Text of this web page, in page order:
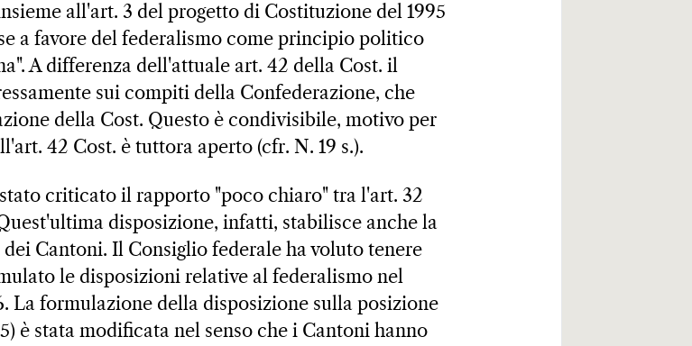
all'art. 3 del progetto di Costituzione del 1995
a favore del federalismo come principio politico
A differenza dell'attuale art. 42 della Cost. il
sui compiti della Confederazione, che
della Cost. Questo è condivisibile, motivo per
42 Cost. è tuttora aperto (cfr. N. 19 s.).
criticato il rapporto "poco chiaro" tra l'art. 32
Quest'ultima disposizione, infatti, stabilisce anche la
Cantoni. Il Consiglio federale ha voluto tenere
le disposizioni relative al federalismo nel
La formulazione della disposizione sulla posizione
è stata modificata nel senso che i Cantoni hanno